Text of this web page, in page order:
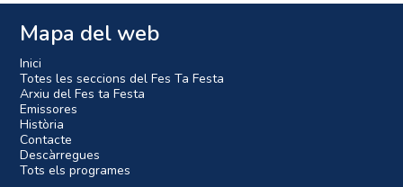
Mapa del web
Inici
Totes les seccions del Fes Ta Festa
Arxiu del Fes ta Festa
Emissores
Història
Contacte
Descàrregues
Tots els programes